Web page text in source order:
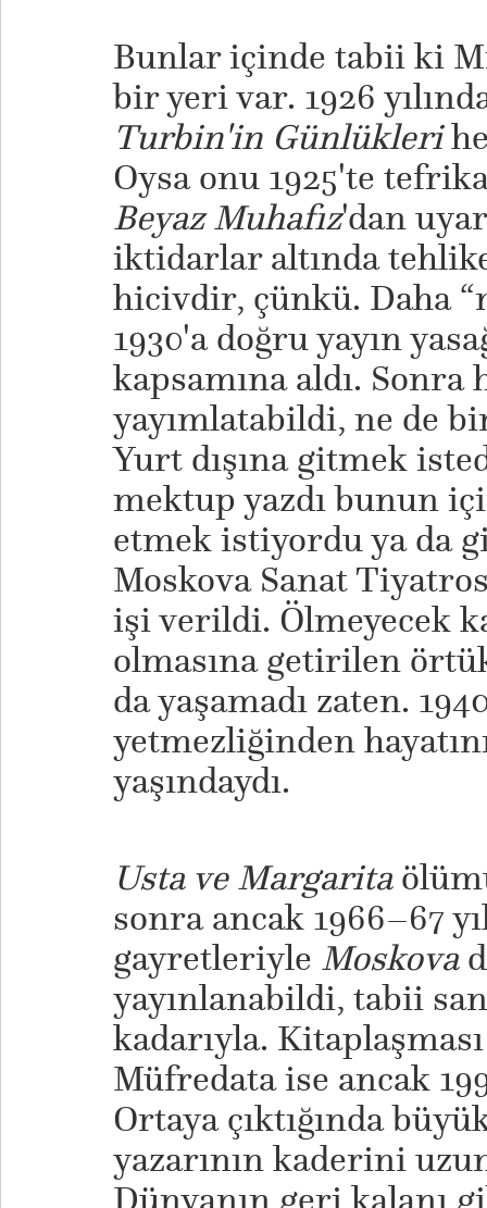
Bunlar içinde tabii ki
bir yeri var. 1926
Turbin'in Günlükleri
Oysa onu 1925'te
Beyaz Muhafız'dan
iktidarlar altında
hicivdir, çünkü. Daha
1930'a doğru yayın
kapsamına aldı. Sonra
yayımlatabildi, ne de
Yurt dışına gitmek
mektup yazdı bunun
etmek istiyordu ya da
Moskova Sanat
işi verildi. Ölmeyecek
olmasına getirilen
da yaşamadı zaten.
yetmezliğinden
yaşındaydı.
Usta ve Margarita
sonra ancak 1966–67
gayretleriyle Moskova
yayınlanabildi, tabii
kadarıyla.
Müfredata ise ancak
Ortaya çıktığında
yazarının kaderini